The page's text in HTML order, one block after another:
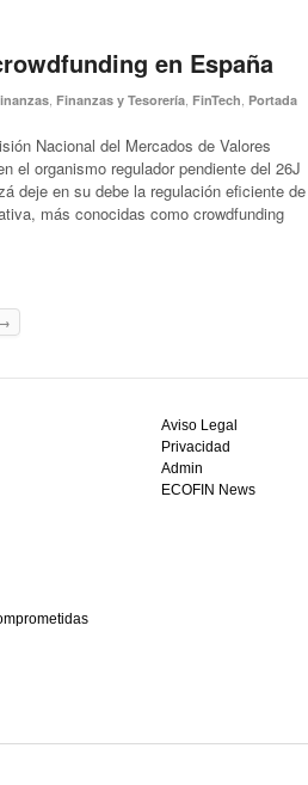
en España
Finanzas y Tesorería FinTech Portada
Nacional del Mercados de Valores
el organismo regulador pendiente del 26J
deje en su debe la regulación eficiente de
más conocidas como crowdfunding
Aviso Legal
Privacidad
Admin
ECOFIN News